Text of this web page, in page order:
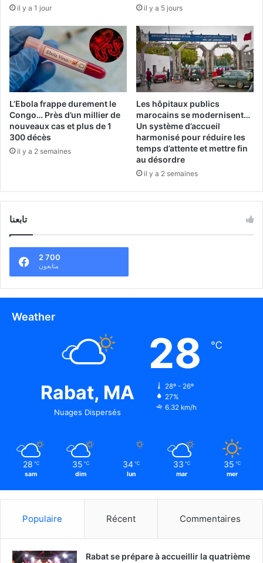
il y a 1 jour il y a 5 jours
L’Ebola frappe durement le
Congo… Près d’un millier de
nouveaux cas et plus de 1
300 décès
il y a 2 semaines
Les hôpitaux publics
marocains se modernisent…
Un système d’accueil
harmonisé pour réduire les
temps d’attente et mettre fin
au désordre
il y a 2 semaines
تابعنا
2 700
متابعون
Weather
Rabat, MA
Nuages Dispersés
28 ℃
28º - 26º
27%
6.32 km/h
28 ℃
sam
35 ℃
dim
34 ℃
lun
33 ℃
mar
35 ℃
mer
Populaire Récent Commentaires
Rabat se prépare à accueillir la quatrième